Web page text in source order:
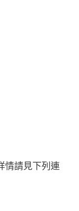
情請見下列連